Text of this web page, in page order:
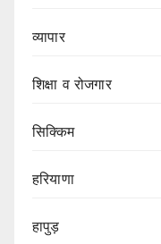
व्यापार
शिक्षा व रोजगार
सिक्किम
हरियाणा
हापुड़